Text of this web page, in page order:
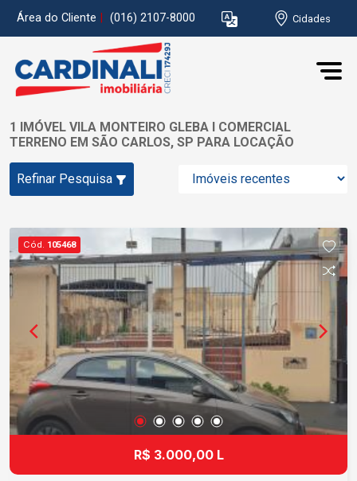
Área do Cliente (016) 2107-8000 Cidades
1 IMÓVEL VILA MONTEIRO GLEBA I COMERCIAL
TERRENO EM SÃO CARLOS, SP PARA LOCAÇÃO
Refinar Pesquisa
Cód. 105468
R$ 3.000,00 L